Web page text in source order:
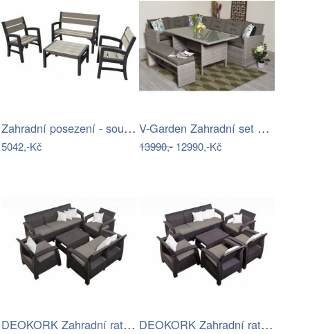
Zahradní posezení - souprava - UZN
5042,-Kč
V-Garden Zahradní set TUNIS SET 6
13990,-12990,-Kč
DEOKORK Zahradní ratanová sestava … DEOKORK Zahradní ratanová sestava…